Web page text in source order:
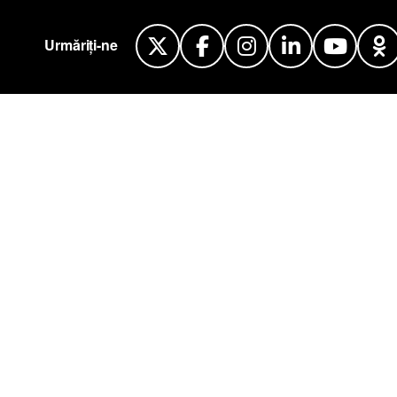
Urmăriți-ne Twitter
Facebook
Instagram